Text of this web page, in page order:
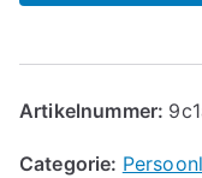
Artikelnummer:
Categorie: